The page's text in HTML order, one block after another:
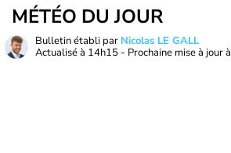
MÉTÉO DU JOUR
Bulletin établi par Nicolas LE GALL
Actualisé à 14h15 - Prochaine mise à jour à